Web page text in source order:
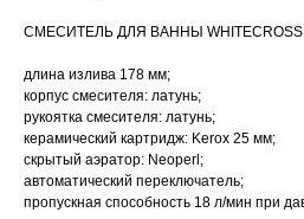
СМЕСИТЕЛЬ ДЛЯ ВАННЫ WHITECROSS
длина излива 178 мм;
корпус смесителя: латунь;
рукоятка смесителя: латунь;
керамический картридж: Kerox 25 мм;
скрытый аэратор: Neoperl;
автоматический переключатель;
пропускная способность 18 л/мин при